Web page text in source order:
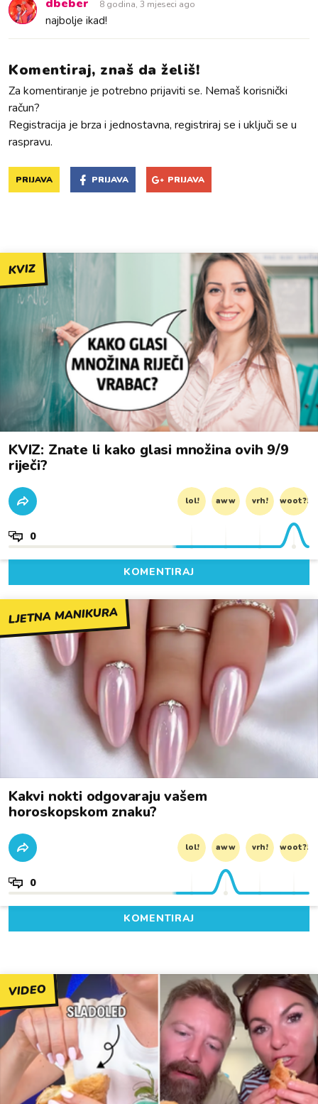
dbeber 8 godina, 3 mjeseci ago
najbolje ikad!
Komentiraj, znaš da želiš!
Za komentiranje je potrebno prijaviti se. Nemaš korisnički
račun?
Registracija je brza i jednostavna, registriraj se i uključi se u
raspravu.
PRIJAVA PRIJAVA PRIJAVA
KVIZ
KVIZ: Znate li kako glasi množina ovih 9/9
riječi?
lol! aww vrh! woot?!
0
KOMENTIRAJ
LJETNA MANIKURA
Kakvi nokti odgovaraju vašem
horoskopskom znaku?
lol! aww vrh! woot?!
0
KOMENTIRAJ
VIDEO